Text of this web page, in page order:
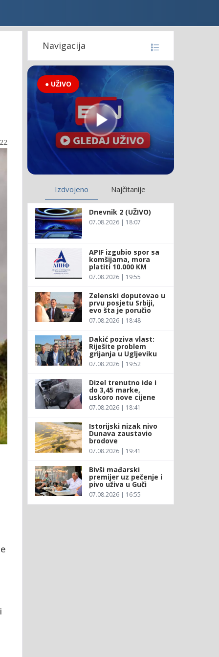
Navigacija
● UŽIVO
Izdvojeno Najčitanije
Dnevnik 2 (UŽIVO)
07.08.2026 | 18:07
APIF izgubio spor sa
komšijama, mora
platiti 10.000 KM
07.08.2026 | 19:55
Zelenski doputovao u
prvu posjetu Srbiji,
evo šta je poručio
07.08.2026 | 18:48
Dakić poziva vlast:
Riješite problem
grijanja u Ugljeviku
07.08.2026 | 19:52
Dizel trenutno ide i
do 3,45 marke,
uskoro nove cijene
07.08.2026 | 18:41
Istorijski nizak nivo
Dunava zaustavio
brodove
07.08.2026 | 19:41
Bivši mađarski
premijer uz pečenje i
pivo uživa u Guči
07.08.2026 | 16:55